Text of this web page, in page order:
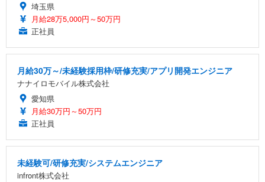
埼玉県
月給28万5,000円～50万円
正社員
月給30万～/未経験採用枠/研修充実/アプリ開発エンジニア
ナナイロモバイル株式会社
愛知県
月給30万円～50万円
正社員
未経験可/研修充実/システムエンジニア
infront株式会社